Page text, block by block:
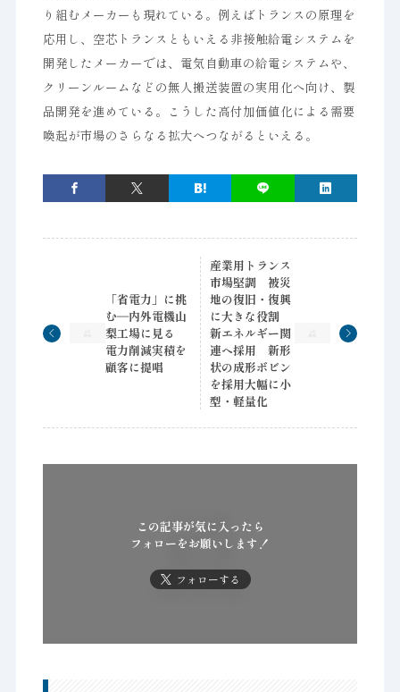
り組むメーカーも現れている。例えばトランスの原理を
応用し、空芯トランスともいえる非接触給電システムを
開発したメーカーでは、電気自動車の給電システムや、
クリーンルームなどの無人搬送装置の実用化へ向け、製
品開発を進めている。こうした高付加価値化による需要
喚起が市場のさらなる拡大へつながるといえる。
「省電力」に挑
む―内外電機山
梨工場に見る
電力削減実積を
顧客に提唱
産業用トランス
市場堅調 被災
地の復旧・復興
に大きな役割
新エネルギー関
連へ採用 新形
状の成形ボビン
を採用大幅に小
型・軽量化
この記事が気に入ったら
フォローをお願いします！
フォローする